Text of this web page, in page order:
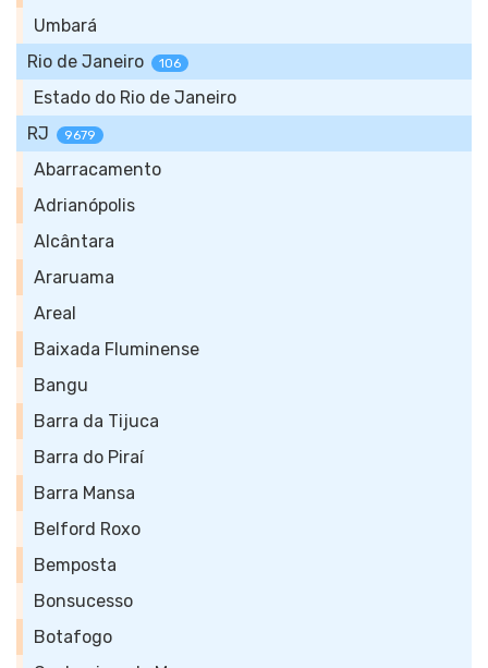
Umbará
Rio de Janeiro
106
Estado do Rio de Janeiro
RJ
9679
Abarracamento
Adrianópolis
Alcântara
Araruama
Areal
Baixada Fluminense
Bangu
Barra da Tijuca
Barra do Piraí
Barra Mansa
Belford Roxo
Bemposta
Bonsucesso
Botafogo